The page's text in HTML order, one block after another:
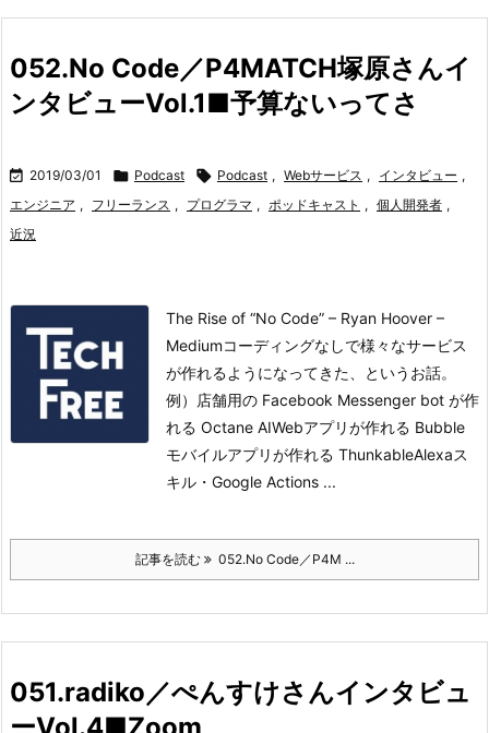
052.No Code／P4MATCH塚原さんイ
ンタビューVol.1■予算ないってさ
 2019/03/01  Podcast  Podcast , Webサービス , インタビュー ,
エンジニア , フリーランス , プログラマ , ポッドキャスト , 個人開発者 ,
近況
The Rise of “No Code” – Ryan Hoover –
Mediumコーディングなしで様々なサービス
が作れるようになってきた、というお話。
例）店舗用の Facebook Messenger bot が作
れる Octane AIWebアプリが作れる Bubble
モバイルアプリが作れる ThunkableAlexaス
キル・Google Actions ...
記事を読む 052.No Code／P4M ...
051.radiko／ぺんすけさんインタビュ